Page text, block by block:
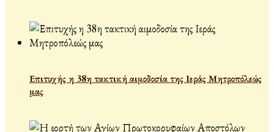
Επιτυχής η 38η τακτική αιμοδοσία της Ιεράς Μητροπόλεώς
μας